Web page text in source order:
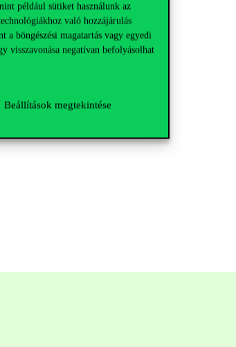
például sütiket használunk az
való hozzájárulás
a böngészési magatartás vagy egyedi
visszavonása negatívan befolyásolhat
Beállítások megtekintése